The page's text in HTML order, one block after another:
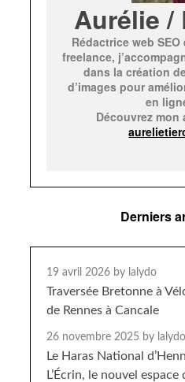
Aurélie /
Rédactrice web
freelance,
dans la création
d’images pour
en
Découvrez
Derniers
19 avril 2026 by lalydo
Traversée Bretonne à
de Rennes à Cancale
26 novembre 2025 by lalydo
Le Haras National
L’Écrin, le nouvel